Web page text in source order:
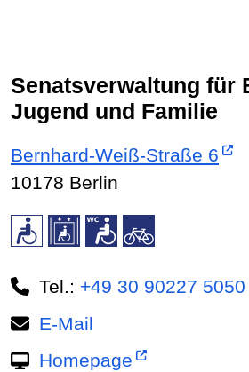
Senatsverwaltung für Bildung,
Jugend und Familie
Bernhard-Weiß-Straße 6
10178 Berlin
Tel.: +49 30 90227 5050
E-Mail
Homepage